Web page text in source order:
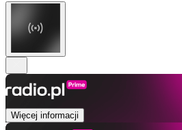
Więcej informacji